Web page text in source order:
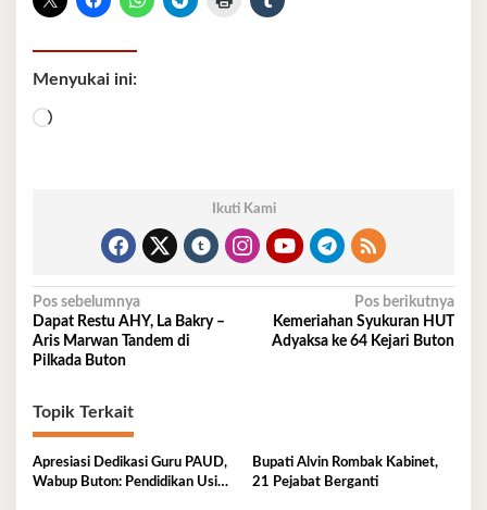
Menyukai ini:
Memuat...
Ikuti Kami
Navigasi
pos
Pos sebelumnya
Dapat Restu AHY, La Bakry –
Aris Marwan Tandem di
Pilkada Buton
Pos berikutnya
Kemeriahan Syukuran HUT
Adyaksa ke 64 Kejari Buton
Topik Terkait
Apresiasi Dedikasi Guru PAUD,
Wabup Buton: Pendidikan Usia
Bupati Alvin Rombak Kabinet,
21 Pejabat Berganti